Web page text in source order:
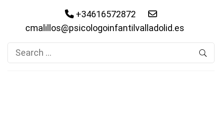
+34616572872
cmalillos@psicologoinfantilvalladolid.es
Search
for: